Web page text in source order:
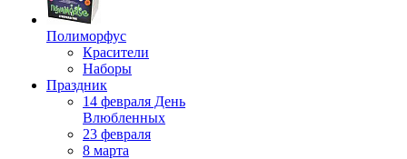
Полиморфус
Красители
Наборы
Праздник
14 февраля День
Влюбленных
23 февраля
8 марта